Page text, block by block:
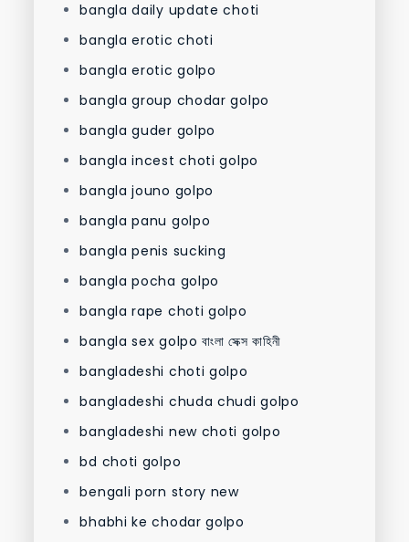
bangla daily update choti
bangla erotic choti
bangla erotic golpo
bangla group chodar golpo
bangla guder golpo
bangla incest choti golpo
bangla jouno golpo
bangla panu golpo
bangla penis sucking
bangla pocha golpo
bangla rape choti golpo
bangla sex golpo বাংলা সেক্স কাহিনী
bangladeshi choti golpo
bangladeshi chuda chudi golpo
bangladeshi new choti golpo
bd choti golpo
bengali porn story new
bhabhi ke chodar golpo